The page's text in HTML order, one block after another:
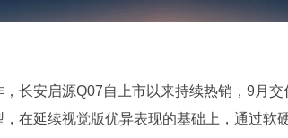
长安启源Q07自上市以来持续热销，9月
在延续视觉版优异表现的基础上，通过软